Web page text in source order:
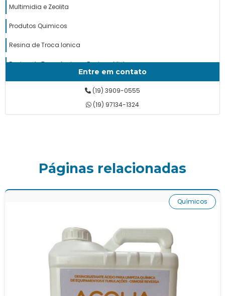
Multimidia e Zeolita
Produtos Quimicos
Resina de Troca Ionica
Resina de Troca Ionica e Resinas Mistas
Resinas para Abrandador
Tanque de Resina e Fiberglass PRFV
Entre em contato
(19) 3909-0555
(19) 97134-1324
Páginas relacionadas
Químicos